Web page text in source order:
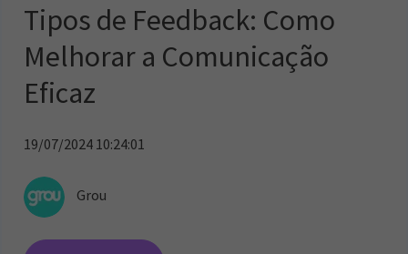
Tipos de Feedback: Como
Melhorar a Comunicação
Eficaz
19/07/2024 10:24:01
Grou